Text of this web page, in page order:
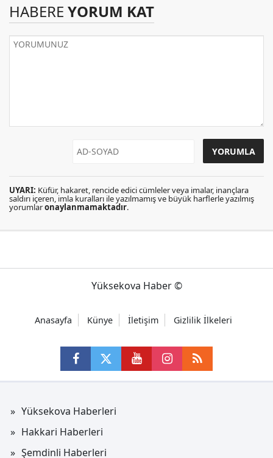
HABERE YORUM KAT
UYARI: Küfür, hakaret, rencide edici cümleler veya imalar, inançlara
saldırı içeren, imla kuralları ile yazılmamış ve büyük harflerle yazılmış
yorumlaronaylanmamaktadır.
Yüksekova Haber ©
Anasayfa Künye İletişim Gizlilik İlkeleri
Yüksekova Haberleri
Hakkari Haberleri
Şemdinli Haberleri